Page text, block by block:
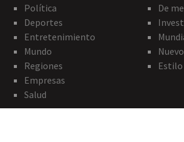
Política
Deportes
Entretenimiento
Mundo
Regiones
Empresas
Salud
De
Estilo